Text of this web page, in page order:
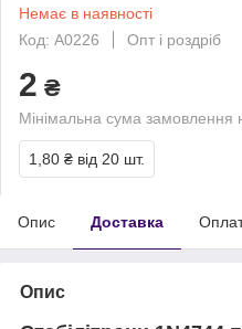
Немає в наявності
Код: A0226
Опт і роздріб
2 ₴
Мінімальна сума замовлення
1,80 ₴ від 20 шт.
Опис Доставка
Опис